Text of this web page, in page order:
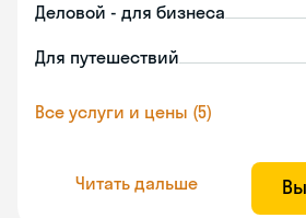
Деловой - для бизнеса
Для путешествий
Все услуги и цены (5)
Читать дальше